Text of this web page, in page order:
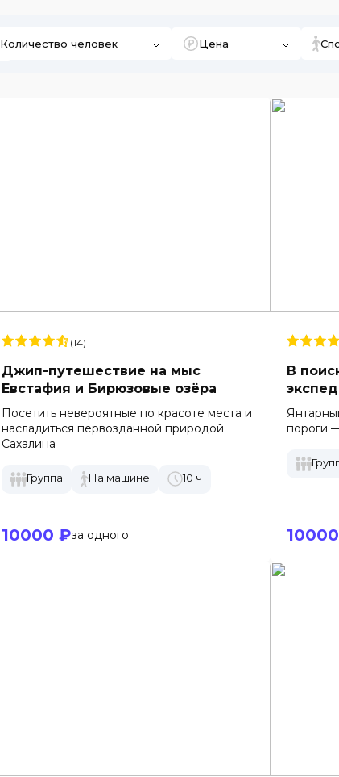
Количество человек Цена
(14)
Джип-путешествие на мыс
Евстафия и Бирюзовые озёра
Посетить невероятные по красоте места и
насладиться первозданной природой
Сахалина
Группа На машине 10 ч
10000 ₽за одного
В
пороги